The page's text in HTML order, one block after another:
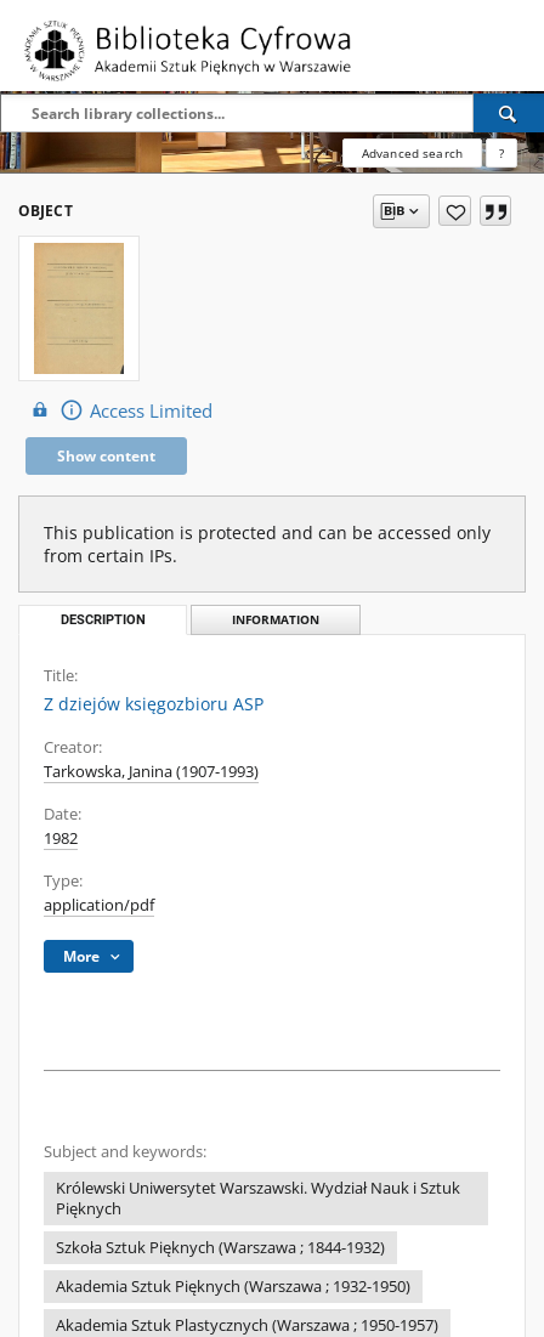
Advanced search ?
OBJECT
Access Limited
Show content
This publication is protected and can be accessed only
from certain IPs.
DESCRIPTION INFORMATION
Title:
Z dziejów księgozbioru ASP
Creator:
Tarkowska, Janina (1907-1993)
Date:
1982
Type:
application/pdf
More
Subject and keywords:
Królewski Uniwersytet Warszawski. Wydział Nauk i Sztuk
Pięknych
Szkoła Sztuk Pięknych (Warszawa ; 1844-1932)
Akademia Sztuk Pięknych (Warszawa ; 1932-1950)
Akademia Sztuk Plastycznych (Warszawa ; 1950-1957)